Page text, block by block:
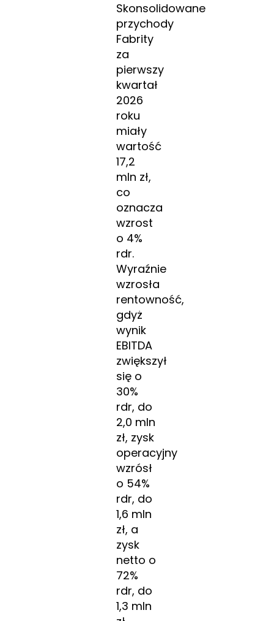
Skonsolidowane
przychody
Fabrity
za
pierwszy
kwartał
2026
roku
miały
wartość
17,2
mln zł,
co
oznacza
wzrost
o 4%
rdr.
Wyraźnie
wzrosła
rentowność,
gdyż
wynik
EBITDA
zwiększył
się o
30%
rdr, do
2,0 mln
zł, zysk
operacyjny
wzrósł
o 54%
rdr, do
1,6 mln
zł, a
zysk
netto o
72%
rdr, do
1,3 mln